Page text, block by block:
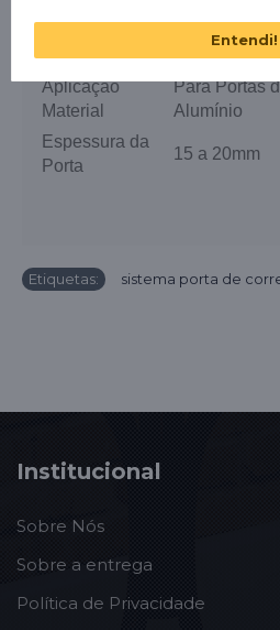
Carga
Apliação
Embutido ou
Aplicação
Material
Para Portas
Alumínio
Espessura da
Porta
15 a 20mm
Etiquetas: sistema porta de
Entendi!
Institucional
Sobre Nós
Sobre a entrega
Política de Privacidade